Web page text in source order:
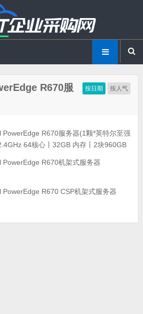
按日期 按人气
R670服
PowerEdge R670服务器(1颗*英特尔至强
64核心丨32GB 内存丨2块960GB
修)
PowerEdge R670机架式服务器
PowerEdge R670 CSP机架式服务器